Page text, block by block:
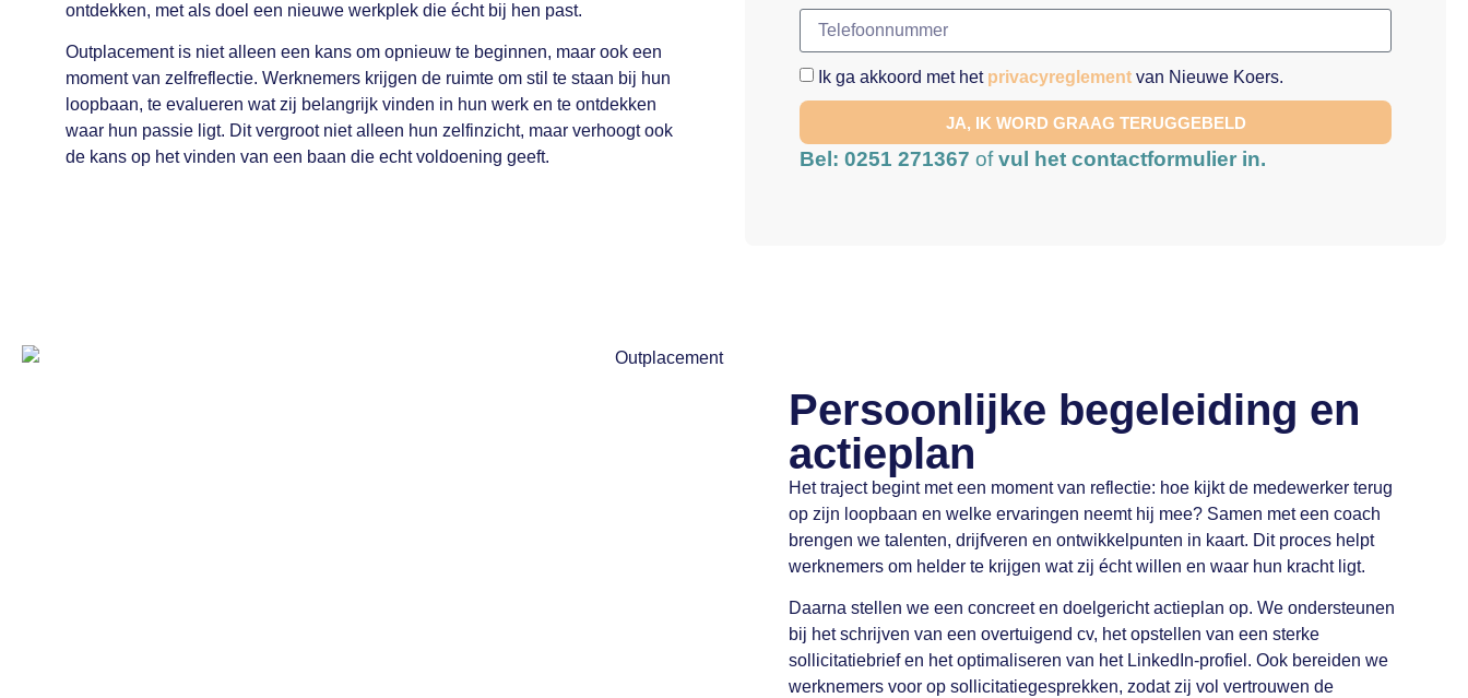
ontdekken, met als doel een nieuwe werkplek die écht bij hen past.
Outplacement is niet alleen een kans om opnieuw te beginnen, maar ook een
moment van zelfreflectie. Werknemers krijgen de ruimte om stil te staan bij hun
loopbaan, te evalueren wat zij belangrijk vinden in hun werk en te ontdekken
waar hun passie ligt. Dit vergroot niet alleen hun zelfinzicht, maar verhoogt ook
de kans op het vinden van een baan die echt voldoening geeft.
Ik ga akkoord met het privacyreglement van Nieuwe Koers.
JA, IK WORD GRAAG TERUGGEBELD
Bel: 0251 271367 ofvul het contactformulier in.
Persoonlijke begeleiding en
actieplan
Het traject begint met een moment van reflectie: hoe kijkt de medewerker terug
op zijn loopbaan en welke ervaringen neemt hij mee? Samen met een coach
brengen we talenten, drijfveren en ontwikkelpunten in kaart. Dit proces helpt
werknemers om helder te krijgen wat zij écht willen en waar hun kracht ligt.
Daarna stellen we een concreet en doelgericht actieplan op. We ondersteunen
bij het schrijven van een overtuigend cv, het opstellen van een sterke
sollicitatiebrief en het optimaliseren van het LinkedIn-profiel. Ook bereiden we
werknemers voor op sollicitatiegesprekken, zodat zij vol vertrouwen de